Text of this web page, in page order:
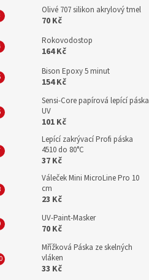
Olivé 707 silikon akrylový tmel
70 Kč
Rokovodostop
164 Kč
Bison Epoxy 5 minut
154 Kč
Sensi-Core papírová lepící páska
UV
101 Kč
Lepící zakrývací Profi páska
4510 do 80°C
37 Kč
Váleček Mini MicroLine Pro 10
cm
23 Kč
UV-Paint-Masker
70 Kč
Mřížková Páska ze skelných
vláken
33 Kč